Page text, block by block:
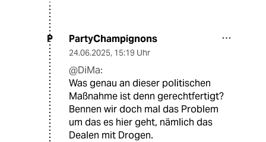
P PartyChampignons
24.06.2025, 15:19 Uhr
@DiMa:
Was genau an dieser politischen
Maßnahme ist denn gerechtfertigt?
Bennen wir doch mal das Problem
um das es hier geht, nämlich das
Dealen mit Drogen.